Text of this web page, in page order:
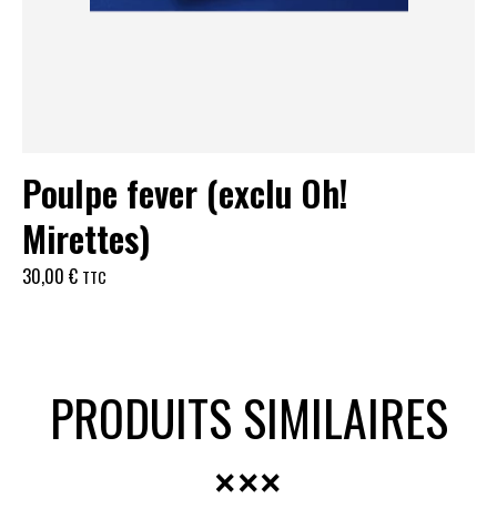
Poulpe fever (exclu Oh!
Mirettes)
30,00 € TTC
PRODUITS SIMILAIRES